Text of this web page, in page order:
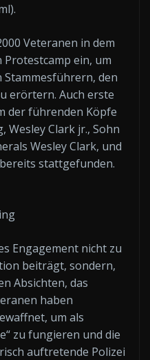
Veteranen in dem
ein, um
den
erörtern. Auch erste
der führenden Köpfe
Wesley Clark jr., Sohn
Wesley Clark, und
stattgefunden.
Engagement nicht zu
beiträgt, sondern,
Absichten, das
haben
um als
zu fungieren und die
auftretende Polizei